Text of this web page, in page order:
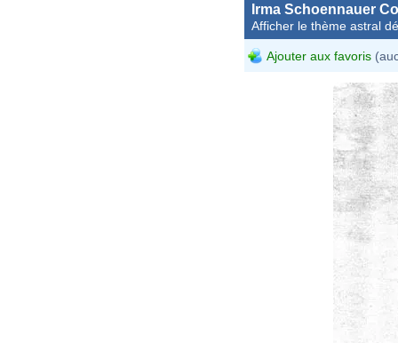
Irma Schoennauer
Afficher le thème astral
Ajouter aux favoris